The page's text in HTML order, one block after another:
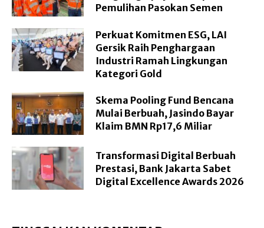
Pemulihan Pasokan Semen
Perkuat Komitmen ESG, LAI
Gersik Raih Penghargaan
Industri Ramah Lingkungan
Kategori Gold
Skema Pooling Fund Bencana
Mulai Berbuah, Jasindo Bayar
Klaim BMN Rp17,6 Miliar
Transformasi Digital Berbuah
Prestasi, Bank Jakarta Sabet
Digital Excellence Awards 2026